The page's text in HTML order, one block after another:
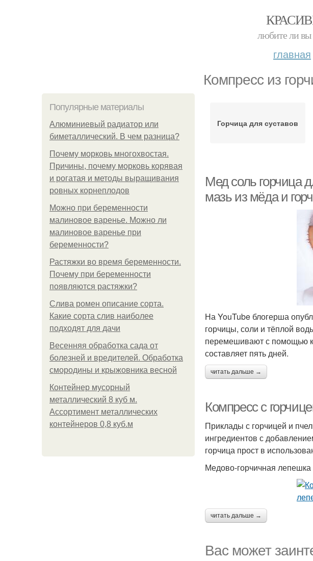
любите ли
главная
Компресс из
Популярные материалы
Алюминиевый радиатор или
биметаллический. В чем разница?
Почему морковь многохвостая.
Причины, почему морковь корявая
и рогатая и методы выращивания
ровных корнеплодов
Можно при беременности
малиновое варенье. Можно ли
малиновое варенье при
беременности?
Растяжки во время беременности.
Почему при беременности
появляются растяжки?
Слива ромен описание сорта.
Какие сорта слив наиболее
подходят для дачи
Весенняя обработка сада от
болезней и вредителей. Обработка
смородины и крыжовника весной
Контейнер мусорный
металлический 8 куб м.
Ассортимент металлических
контейнеров 0,8 куб.м
Горчица для суставов
Мед соль горчица
мазь из мёда и
На YouTube блогерша
горчицы, соли и тёплой
перемешивают с помощью
составляет пять дней.
читать дальше →
Компресс с
Приклады с горчицей и
ингредиентов с
горчица прост в
Медово-горчичная
читать дальше →
Вас может